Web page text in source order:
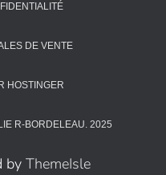
DE VENTE
HOSTINGER
R-BORDELEAU. 2025
by ThemeIsle